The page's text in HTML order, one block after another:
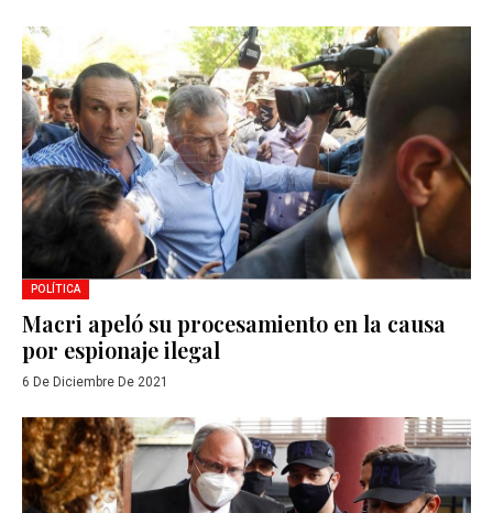
POLÍTICA
Macri apeló su procesamiento en la causa
por espionaje ilegal
6 De Diciembre De 2021